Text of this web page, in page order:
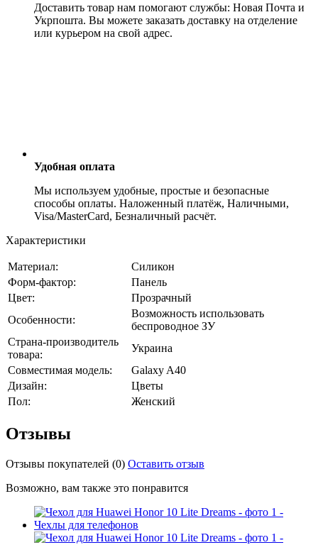
Доставить товар нам помогают службы: Новая Почта и
Укрпошта. Вы можете заказать доставку на отделение
или курьером на свой адрес.
Удобная оплата
Мы используем удобные, простые и безопасные
способы оплаты. Наложенный платёж, Наличными,
Visa/MasterCard, Безналичный расчёт.
Характеристики
Материал:
Силикон
Форм-фактор:
Панель
Цвет:
Прозрачный
Особенности:
Возможность использовать
беспроводное ЗУ
Страна-производитель
товара:
Украина
Совместимая модель:
Galaxy A40
Дизайн:
Цветы
Пол:
Женский
Отзывы
Отзывы покупателей (0) Оставить отзыв
Возможно, вам также это понравится